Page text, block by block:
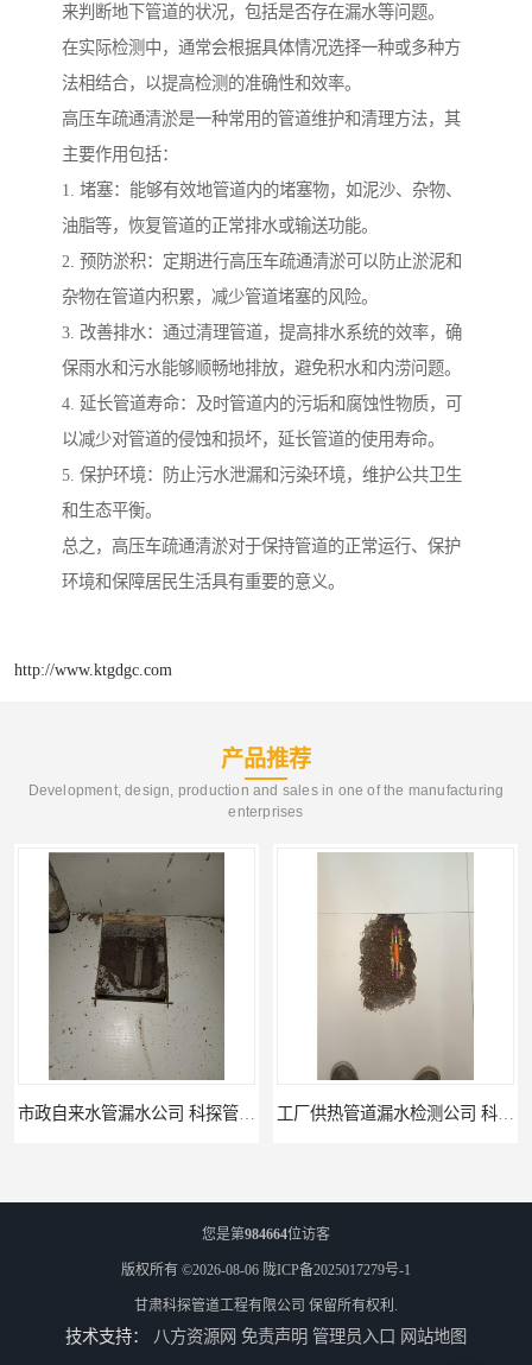
来判断地下管道的状况，包括是否存在漏水等问题。
在实际检测中，通常会根据具体情况选择一种或多种方
法相结合，以提高检测的准确性和效率。
高压车疏通清淤是一种常用的管道维护和清理方法，其
主要作用包括：
1. 堵塞：能够有效地管道内的堵塞物，如泥沙、杂物、
油脂等，恢复管道的正常排水或输送功能。
2. 预防淤积：定期进行高压车疏通清淤可以防止淤泥和
杂物在管道内积累，减少管道堵塞的风险。
3. 改善排水：通过清理管道，提高排水系统的效率，确
保雨水和污水能够顺畅地排放，避免积水和内涝问题。
4. 延长管道寿命：及时管道内的污垢和腐蚀性物质，可
以减少对管道的侵蚀和损坏，延长管道的使用寿命。
5. 保护环境：防止污水泄漏和污染环境，维护公共卫生
和生态平衡。
总之，高压车疏通清淤对于保持管道的正常运行、保护
环境和保障居民生活具有重要的意义。
http://www.ktgdgc.com
产品推荐
Development, design, production and sales in one of the manufacturing
enterprises
公司仪器测漏电话 科探管道工程
您是第984664位访客
版权所有 ©2026-08-06 陇ICP备2025017279号-1
甘肃科探管道工程有限公司 保留所有权利.
技术支持： 八方资源网 免责声明 管理员入口 网站地图